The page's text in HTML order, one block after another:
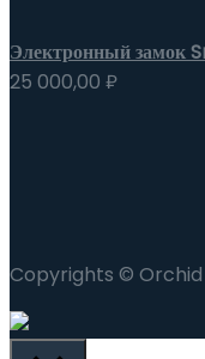
Электронный замок
25 000,00 ₽
Copyrights ©